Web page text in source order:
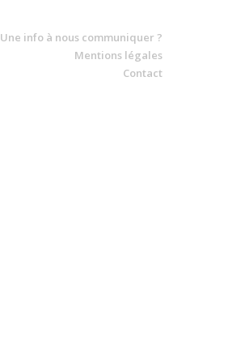
Une info à nous communiquer ?
Mentions légales
Contact